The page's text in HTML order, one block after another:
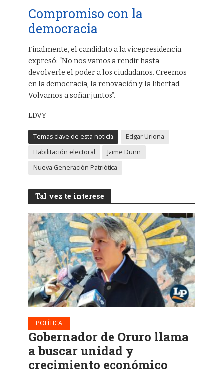
Compromiso con la
democracia
Finalmente, el candidato a la vicepresidencia
expresó: “No nos vamos a rendir hasta
devolverle el poder a los ciudadanos. Creemos
en la democracia, la renovación y la libertad.
Volvamos a soñar juntos”.
LDVY
Temas clave de esta noticia
Edgar Uriona
Habilitación electoral
Jaime Dunn
Nueva Generación Patriótica
Tal vez te interese
POLÍTICA
Gobernador de Oruro llama
a buscar unidad y
crecimiento económico